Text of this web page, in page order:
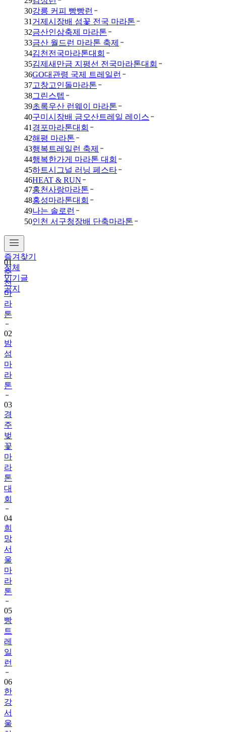
30강릉 커피 빵빵런
31 거제시장배 섬꽃 전국 마라톤
32금산인삼축제 마라톤
33금산 월드런 마라톤 축제
34김천전국마라톤대회
35김제새만금 지평선 전국마라톤대회
36GO대관령 국제 트레일런
37고창고인돌마라톤
38그린스텝
39초록우산 런웨이 마라톤
40구미시장배 금오산트레일 레이스
41 경포마라톤대회
42해평 마라톤
43행복트레일런 축제
44행복한가게 마라톤 대회
45하트시그널 러닝 페스타
46HEAT & RUN
47홍천사랑마라톤
48홍성마라톤대회
49나는 솔로런
50인천 서구청장배 단축마라톤
즐겨찾기
전체
인기글
공지
01
춘
천
마
라
톤
02
밤
섬
마
라
톤
03
경
주
벚
꽃
마
라
톤
대
회
04
희
망
서
울
마
라
톤
05
빵
트
레
일
런
06
한
강
서
울